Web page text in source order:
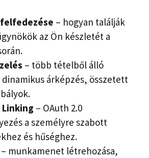
– hogyan találják
az Ön készletét a
– több tételből álló
dinamikus árképzés, összetett
– OAuth 2.0
a személyre szabott
és hűséghez.
munkamenet létrehozása,